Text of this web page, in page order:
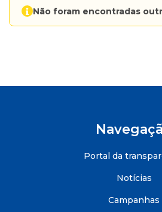
Não foram encontradas
Portal da
Notícias
Campanhas